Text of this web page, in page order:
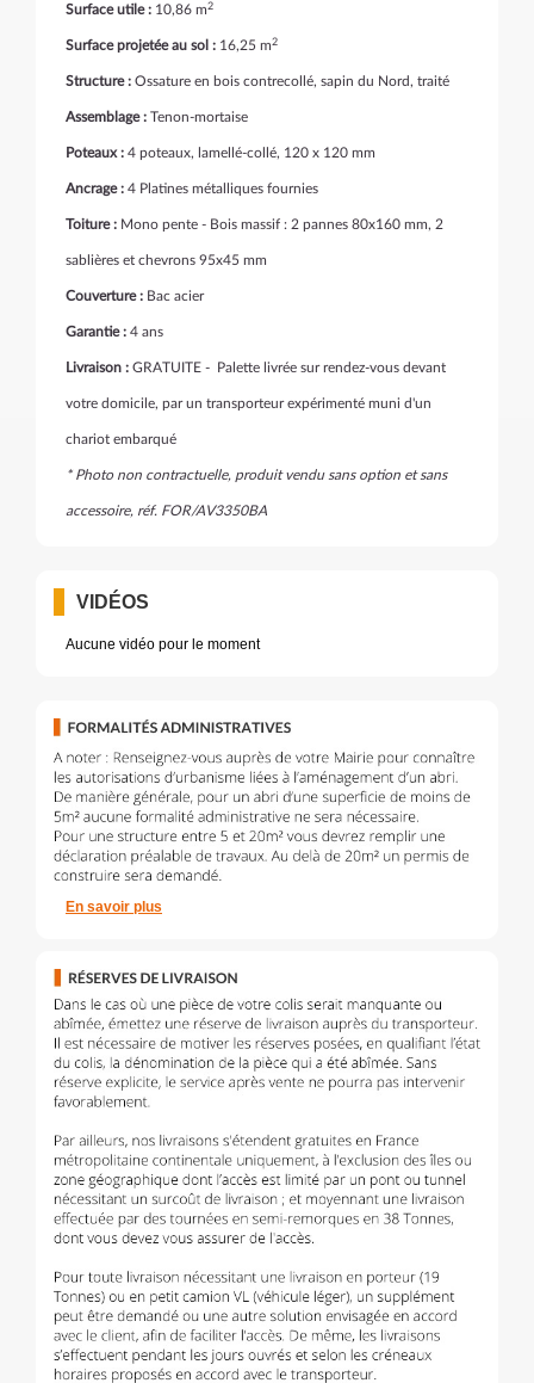
Surface utile : 10,86 m2
Surface projetée au sol : 16,25 m2
Structure : Ossature en bois contrecollé, sapin du Nord, traité
Assemblage : Tenon-mortaise
Poteaux : 4 poteaux, lamellé-collé, 120 x 120 mm
Ancrage : 4 Platines métalliques fournies
Toiture : Mono pente - Bois massif : 2 pannes 80x160 mm, 2
sablières et chevrons 95x45 mm
Couverture : Bac acier
Garantie : 4 ans
Livraison : GRATUITE - Palette livrée sur rendez-vous devant
votre domicile, par un transporteur expérimenté muni d'un
chariot embarqué
* Photo non contractuelle, produit vendu sans option et sans
accessoire, réf. FOR/AV3350BA
VIDÉOS
Aucune vidéo pour le moment
En savoir plus